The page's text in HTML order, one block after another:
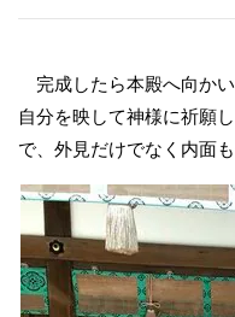
完成したら本殿へ向か
自分を映して神様に祈願
で、外見だけでなく内面